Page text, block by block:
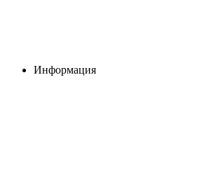
Информация